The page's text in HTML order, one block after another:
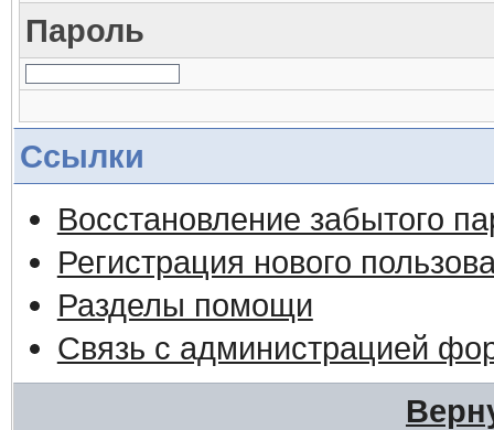
Пароль
Ссылки
Восстановление забытого
Регистрация нового
Разделы помощи
Связь с администрацией